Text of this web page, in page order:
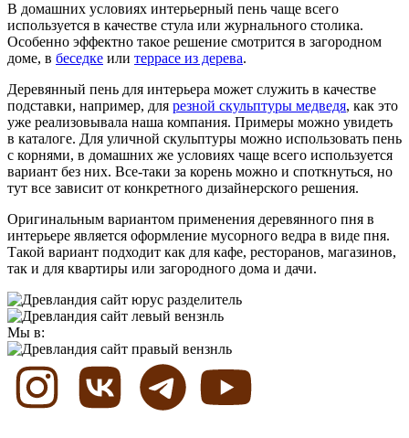
В домашних условиях интерьерный пень чаще всего
используется в качестве стула или журнального столика.
Особенно эффектно такое решение смотрится в загородном
доме, в беседке или террасе из дерева.
Деревянный пень для интерьера может служить в качестве
подставки, например, для резной скульптуры медведя, как это
уже реализовывала наша компания. Примеры можно увидеть
в каталоге. Для уличной скульптуры можно использовать пень
с корнями, в домашних же условиях чаще всего используется
вариант без них. Все-таки за корень можно и споткнуться, но
тут все зависит от конкретного дизайнерского решения.
Оригинальным вариантом применения деревянного пня в
интерьере является оформление мусорного ведра в виде пня.
Такой вариант подходит как для кафе, ресторанов, магазинов,
так и для квартиры или загородного дома и дачи.
Мы в: